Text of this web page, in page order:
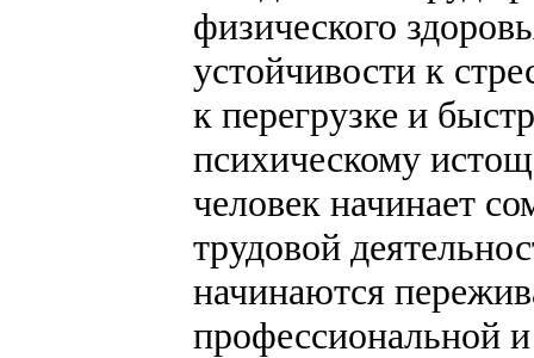
физического
устойчивости к
к перегрузке и
психическому
человек начинает
трудовой
начинаются
профессиональной